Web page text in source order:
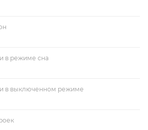
в режиме сна
в выключенном режиме